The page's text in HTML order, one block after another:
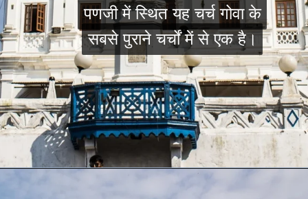
पणजी में स्थित यह चर्च गोवा के
सबसे पुराने चर्चों में से एक है।
पणजी में स्थित यह चर्च गोवा के
सबसे पुराने चर्चों में से एक है।